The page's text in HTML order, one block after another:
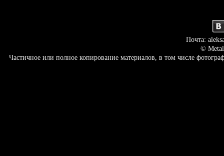
Почта:
©
Частичное или полное копирование материалов, в том числе